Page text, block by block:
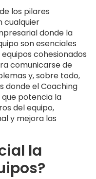
los pilares
cualquier
donde la
son esenciales
cohesionados
comunicarse de
y, sobre todo,
donde el Coaching
potencia la
del equipo,
y mejora las
la